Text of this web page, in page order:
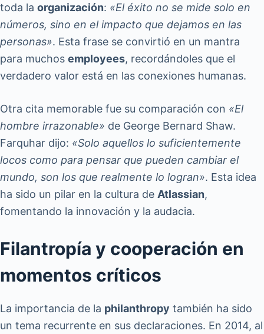
toda la organización: «El éxito no se mide solo en
números, sino en el impacto que dejamos en las
personas». Esta frase se convirtió en un mantra
para muchos employees, recordándoles que el
verdadero valor está en las conexiones humanas.
Otra cita memorable fue su comparación con «El
hombre irrazonable» de George Bernard Shaw.
Farquhar dijo: «Solo aquellos lo suficientemente
locos como para pensar que pueden cambiar el
mundo, son los que realmente lo logran». Esta idea
ha sido un pilar en la cultura de Atlassian,
fomentando la innovación y la audacia.
Filantropía y cooperación en
momentos críticos
La importancia de la philanthropy también ha sido
un tema recurrente en sus declaraciones. En 2014, al